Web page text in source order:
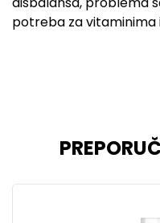
potreba za vitaminima